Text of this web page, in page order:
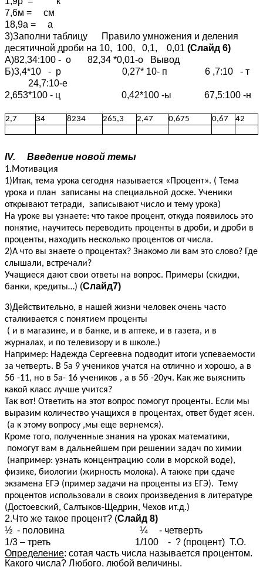
7,6м = см
18,9а = а
3)Заполни таблицу Правило умножения и деления
десятичной дроби на 10, 100, 0,1, 0,01 (Слайд 6)
А)82,34:100 - о 82,34 *0,01-о Вывод
Б)3,4*10 - р 0,27* 10- п 6 ,7:10 - т
24,7:10-е
2,653*100 - ц 0,42*100 -ы 67,5:100 -н
2,7 34 8234 265,3 2,47 0,675 0,67 42
IV. Введение новой темы
1.Мотивация
1)Итак, тема урока сегодня называется «Процент». ( Тема
урока и план записаны на специальной доске. Ученики
открывают тетради, записывают число и тему урока)
На уроке вы узнаете: что такое процент, откуда появилось это
понятие, научитесь переводить проценты в дроби, и дроби в
проценты, находить несколько процентов от числа.
2)А что вы знаете о процентах? Знакомо ли вам это слово? Где
слышали, встречали?
Учащиеся дают свои ответы на вопрос. Примеры (скидки,
банки, кредиты…) (Слайд7)
3)Действительно, в нашей жизни человек очень часто
сталкивается с понятием проценты
( и в магазине, и в банке, и в аптеке, и в газета, и в
журналах, и по телевизору и в школе.)
Например: Надежда Сергеевна подводит итоги успеваемости
за четверть. В 5а 9 учеников учатся на отлично и хорошо, а в
5б -11, но в 5а- 16 учеников , а в 5б -20уч. Как же выяснить
какой класс лучше учится?
Так вот! Ответить на этот вопрос помогут проценты. Если мы
выразим количество учащихся в процентах, ответ будет ясен.
(а к этому вопросу ,мы еще вернемся).
Кроме того, полученные знания на уроках математики,
помогут вам в дальнейшем при решении задач по химии
(например: узнать концентрацию соли в морской воде),
физике, биологии (жирность молока). А также при сдаче
экзамена ЕГЭ (пример задачи на проценты из ЕГЭ). Тему
процентов использовали в своих произведения в литературе
(Достоевский, Салтыков-Щедрин, Чехов ит.д.)
2.Что же такое процент? (Слайд 8)
½ - половина ¼ - четверть
1/3 – треть 1/100 - ? (процент) Т.О.
Определение: сотая часть числа называется процентом.
Какого числа? Любого, любой величины.